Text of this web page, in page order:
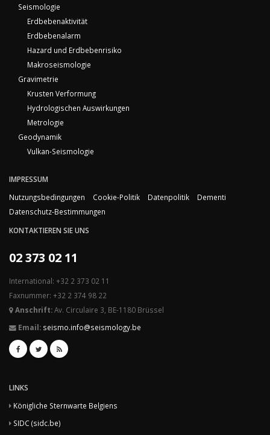
Seismologie
Erdbebenaktivität
Erdbebenalarm
Hazard und Erdbebenrisiko
Makroseismologie
Gravimetrie
Krusten Verformung
Hydrologischen Auswirkungen
Metrologie
Geodynamik
Vulkan-Seismologie
IMPRESSUM
Nutzungsbedingungen
Cookie-Politik Datenpolitik
Dementi
Datenschutz-Bestimmungen
KONTAKTIEREN SIE UNS
02 373 02 11
International: +32 2 373 02 11
Faxnummer: +32 2 374 98 22
Anschrift:Av. Circulaire 3, BE-1180 Brüssel
Email: seismo.info@seismology.be
LINKS
Königliche Sternwarte Belgiens
SIDC (sidc.be)